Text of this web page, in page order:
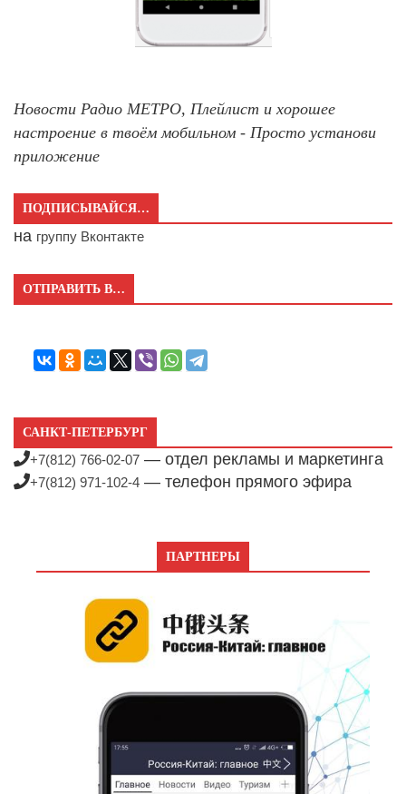
Новости Радио МЕТРО, Плейлист и хорошее
настроение в твоём мобильном - Просто установи
приложение
ПОДПИСЫВАЙСЯ…
на группу Вконтакте
ОТПРАВИТЬ В…
САНКТ-ПЕТЕРБУРГ
+7(812) 766-02-07 — отдел рекламы и маркетинга
+7(812) 971-102-4 — телефон прямого эфира
ПАРТНЕРЫ